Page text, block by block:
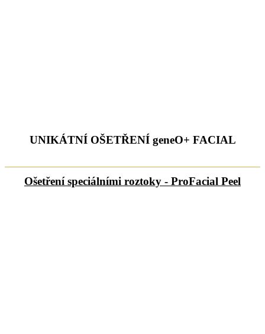
UNIKÁTNÍ OŠETŘENÍ geneO+ FACIAL
Ošetření speciálními roztoky - ProFacial Peel